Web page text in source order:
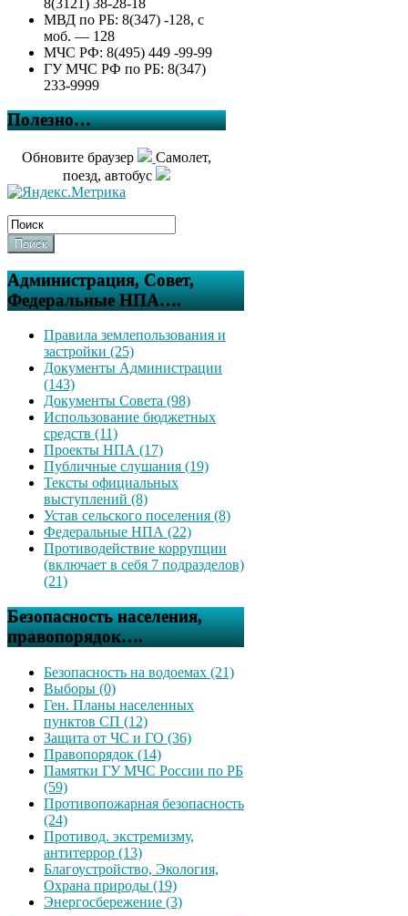
МВД по РБ: 8(347) -128, с
моб. — 128
МЧС РФ: 8(495) 449 -99-99
ГУ МЧС РФ по РБ: 8(347)
233-9999
Полезно…
Обновите браузер
Самолет,
поезд, автобус
Поиск
Администрация, Совет,
Федеральные НПА….
Правила землепользования и
застройки (25)
Документы Администрации
(143)
Документы Совета (98)
Использование бюджетных
средств (11)
Проекты НПА (17)
Публичные слушания (19)
Тексты официальных
выступлений (8)
Устав сельского поселения (8)
Федеральные НПА (22)
Противодействие коррупции
(включает в себя 7 подразделов)
(21)
Безопасность населения,
правопорядок….
Безопасность на водоемах (21)
Выборы (0)
Ген. Планы населенных
пунктов СП (12)
Защита от ЧС и ГО (36)
Правопорядок (14)
Памятки ГУ МЧС России по РБ
(59)
Противопожарная безопасность
(24)
Противод. экстремизму,
антитеррор (13)
Благоустройство, Экология,
Охрана природы (19)
Энергосбережение (3)